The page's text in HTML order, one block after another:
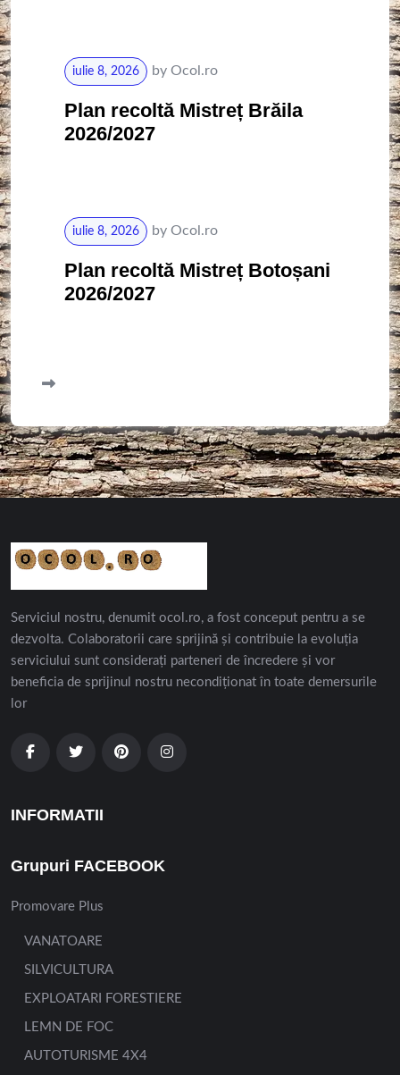
iulie 8, 2026 by Ocol.ro
Plan recoltă Mistreț Brăila
2026/2027
iulie 8, 2026 by Ocol.ro
Plan recoltă Mistreț Botoșani
2026/2027
Serviciul nostru, denumit ocol.ro, a fost conceput pentru a se
dezvolta. Colaboratorii care sprijină și contribuie la evoluția
serviciului sunt considerați parteneri de încredere și vor
beneficia de sprijinul nostru necondiționat în toate demersurile
lor
INFORMATII
Grupuri FACEBOOK
Promovare Plus
VANATOARE
SILVICULTURA
EXPLOATARI FORESTIERE
LEMN DE FOC
AUTOTURISME 4X4